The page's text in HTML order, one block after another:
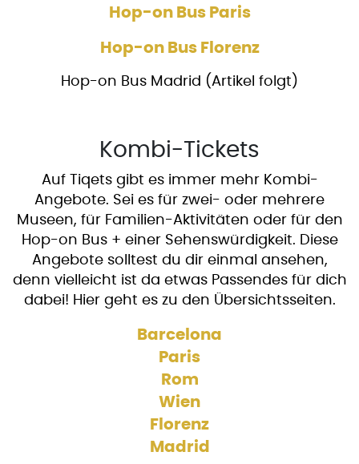
Hop-on Bus Paris
Hop-on Bus Florenz
Hop-on Bus Madrid (Artikel folgt)
Kombi-Tickets
Auf Tiqets gibt es immer mehr Kombi-
Angebote. Sei es für zwei- oder mehrere
Museen, für Familien-Aktivitäten oder für den
Hop-on Bus + einer Sehenswürdigkeit. Diese
Angebote solltest du dir einmal ansehen,
denn vielleicht ist da etwas Passendes für dich
dabei! Hier geht es zu den Übersichtsseiten.
Barcelona
Paris
Rom
Wien
Florenz
Madrid